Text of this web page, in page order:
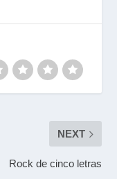
NEXT
Rock de cinco letras